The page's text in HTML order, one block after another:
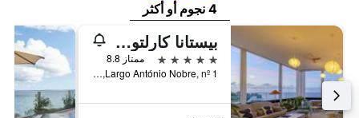
4 نجوم أو أكثر
بيستانا كارلتون ماديرا أوشن ريزورت هوتل
5 نجوم
ممتاز 8.8
Largo António Nobre, nº 1, فونشال, جزر ماديرا, البرتغال